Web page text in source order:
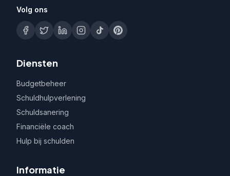
Volg ons
Diensten
Budgetbeheer
Schuldhulpverlening
Schuldsanering
Financiële coach
Hulp bij schulden
Informatie